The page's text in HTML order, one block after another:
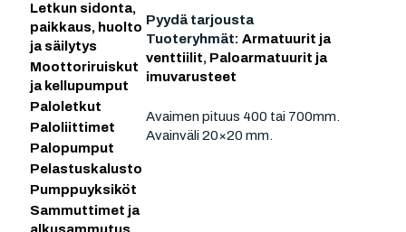
Letkun sidonta,
paikkaus, huolto
ja säilytys
Moottoriruiskut
ja kellupumput
Paloletkut
Paloliittimet
Palopumput
Pelastuskalusto
Pumppuyksiköt
Sammuttimet ja
Pyydä tarjousta
Tuoteryhmät: Armatuurit ja
venttiilit, Paloarmatuurit ja
imuvarusteet
Avaimen pituus 400 tai 700mm.
Avainväli 20×20 mm.